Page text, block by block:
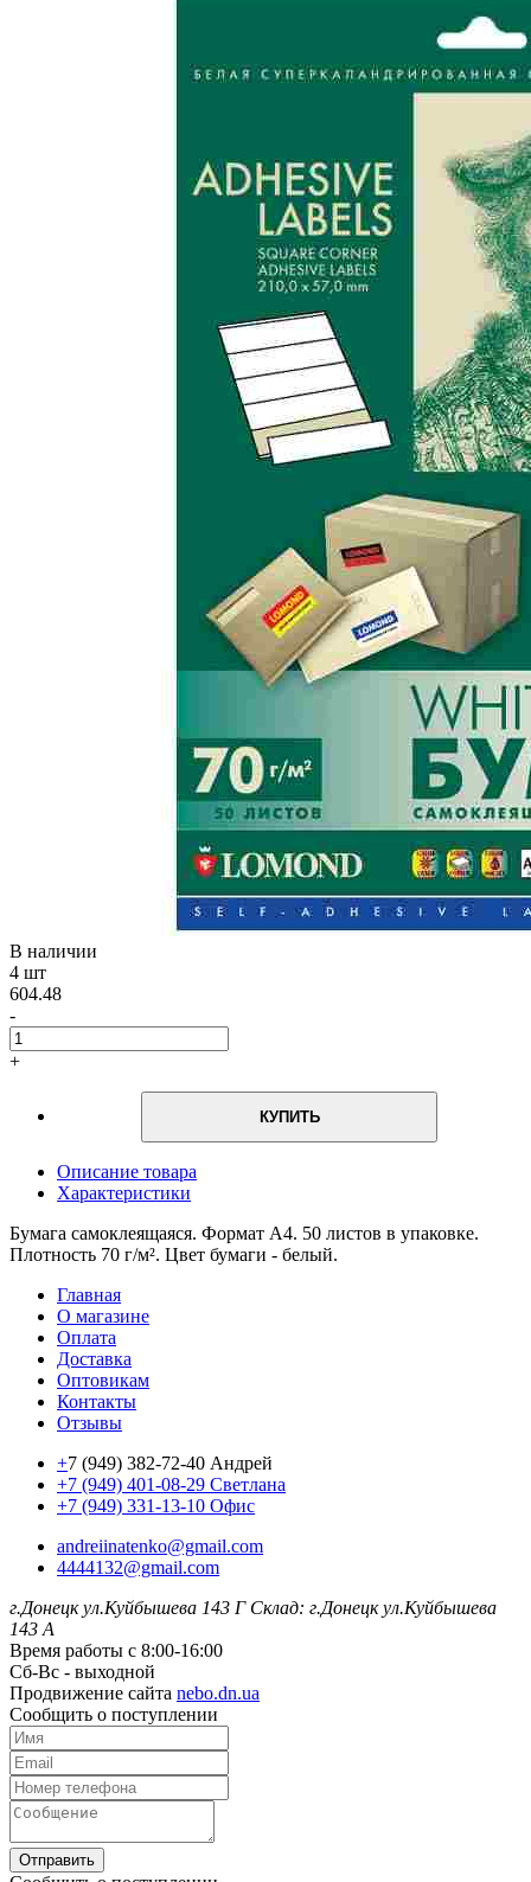
В наличии
4 шт
604.48
-
+
КУПИТЬ
Описание товара
Характеристики
Бумага самоклеящаяся. Формат А4. 50 листов в упаковке.
Плотность 70 г/м². Цвет бумаги - белый.
Главная
О магазине
Оплата
Доставка
Оптовикам
Контакты
Отзывы
+7 (949) 382-72-40 Андрей
+7 (949) 401-08-29 Светлана
+7 (949) 331-13-10 Офис
andreiinatenko@gmail.com
4444132@gmail.com
г.Донецк ул.Куйбышева 143 Г Склад: г.Донецк ул.Куйбышева
143 А
Время работы с 8:00-16:00
Сб-Вс - выходной
Продвижение сайта nebo.dn.ua
Сообщить о поступлении
Отправить